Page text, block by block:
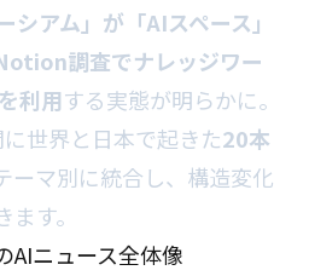
アム」が「AIスペース」
調査でナレッジワー
利用する実態が明らかに。
世界と日本で起きた20本
ーマ別に統合し、構造変化
す。
AIニュース全体像